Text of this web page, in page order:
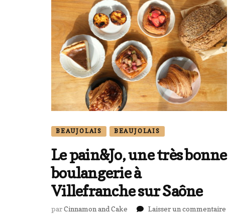
BEAUJOLAIS BEAUJOLAIS
Le pain&Jo, une très bonne
boulangerie à
Villefranche sur Saône
parCinnamon and Cake Laisser un commentaire